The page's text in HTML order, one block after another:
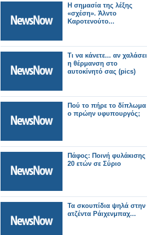
Η σημασία της λέξης
«σχέση». Άλντο
Καροτενούτο...
Tι να κάνετε... αν χαλάσει
η θέρμανση στο
αυτοκίνητό σας (pics)
Πού το πήρε το δίπλωμα
ο πρώην υφυπουργός;
Πάφος: Ποινή φυλάκισης
20 ετών σε Σύριο
Τα σκουπίδια ψηλά στην
ατζέντα Ράιχενμπαχ...